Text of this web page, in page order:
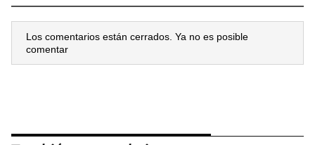
Los comentarios están cerrados. Ya no es posible
comentar